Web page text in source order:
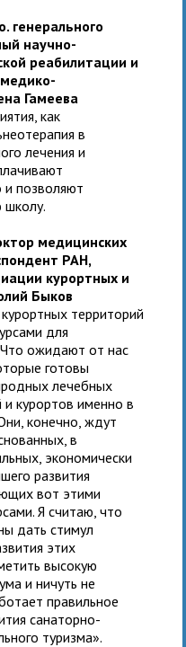
генерального
научно-
реабилитации и
Гамеева
как
в
лечения и
позволяют
школу.
медицинских
РАН,
курортных и
Быков
территорий
для
ожидают от нас
готовы
лечебных
и курортов именно в
конечно, ждут
в
экономически
развития
вот этими
Я считаю, что
дать стимул
этих
высокую
и ничуть не
правильное
санаторно-
туризма».